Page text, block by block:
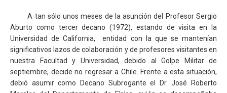
A tan sólo unos meses de la asunción del Profesor Sergio
Aburto como tercer decano (1972), estando de visita en la
Universidad de California, entidad con la que se mantenían
significativos lazos de colaboración y de profesores visitantes en
nuestra Facultad y Universidad, debido al Golpe Militar de
septiembre, decide no regresar a Chile. Frente a esta situación,
debió asumir como Decano Subrogante el Dr. José Roberto